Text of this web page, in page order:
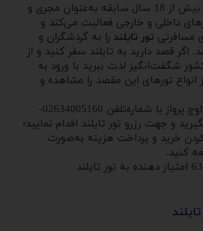
آژانس آریا اوج پرواز با بیش از 18 سال سابقه به‌عنوان مجری و
داخلی و خارجی فعالیت می‌کند و
مسافرتی تور تایلند را به گردشگران و
اگر قصد دارید به تایلند سفر کنید و از
شگفت‌انگیز لذت ببرید با ورود به
انواع تورهای این مقصد را مشاهده و
سپس با مشاوران آریا اوج پرواز با شماره‌تلفن 02634005160-
تماس بگیرید و جهت رزرو تور تایلند اقدام نمایید؛
خرید و پرداخت هزینه به‌صورت
کنید.
63 امتیاز دهنده به تور تایلند